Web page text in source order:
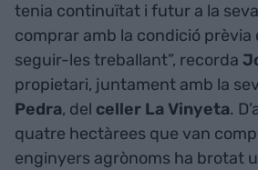
tenia continuïtat i futur a la
comprar amb la condició prèvia
seguir-les treballant”, recorda
propietari, juntament amb la
Pedra, del celler La Vinyeta.
quatre hectàrees que van
enginyers agrònoms ha brotat